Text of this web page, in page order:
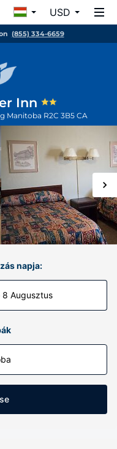
USD
(855) 334-6659
Inn
Manitoba R2C 3B5 CA
napja:
8 Augusztus